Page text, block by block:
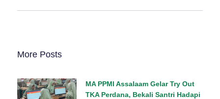
More Posts
MA PPMI Assalaam Gelar Try Out
TKA Perdana, Bekali Santri Hadapi